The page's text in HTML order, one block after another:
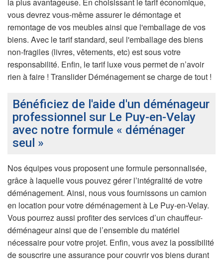
vous devrez vous-même assurer le démontage et
remontage de vos meubles ainsi que l'emballage de vos
biens. Avec le tarif standard, seul l'emballage des biens
non-fragiles (livres, vêtements, etc) est sous votre
responsabilité. Enfin, le tarif luxe vous permet de n’avoir
rien à faire ! Translider Déménagement se charge de tout !
Bénéficiez de l'aide d'un déménageur
professionnel sur Le Puy-en-Velay
avec notre formule « déménager
seul »
Nos équipes vous proposent une formule personnalisée,
grâce à laquelle vous pouvez gérer l’intégralité de votre
déménagement. Ainsi, nous vous fournissons un camion
en location pour votre déménagement à Le Puy-en-Velay.
Vous pourrez aussi profiter des services d’un chauffeur-
déménageur ainsi que de l’ensemble du matériel
nécessaire pour votre projet. Enfin, vous avez la possibilité
de souscrire une assurance pour couvrir vos biens durant